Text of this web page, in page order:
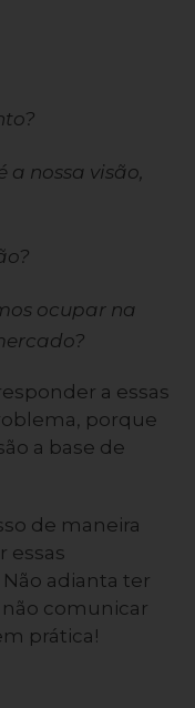
a nossa visão,
ocupar na
a essas
porque
a base de
de maneira
essas
adianta ter
comunicar
prática!